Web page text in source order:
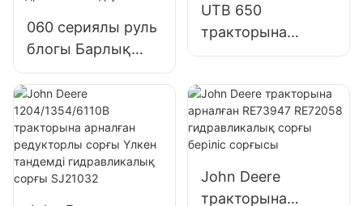
060 сериялы руль
блогы Барлық
аралас клапан
функциялары бар
интегралды толық
гидравликалық
руль блогы
UTB 650
тракторына
арналған UTB
гидравликалық
сорғы тісті сорғы
John Deere
тракторына